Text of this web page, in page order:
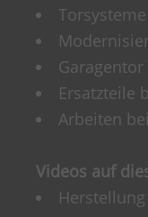
Ersatzteile
Arbeiten
Videos auf